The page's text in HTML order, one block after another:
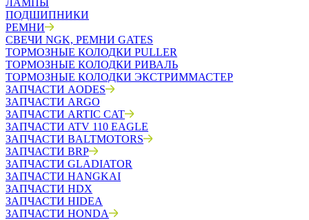
ЛАМПЫ
ПОДШИПНИКИ
РЕМНИ
СВЕЧИ NGK, РЕМНИ GATES
ТОРМОЗНЫЕ КОЛОДКИ PULLER
ТОРМОЗНЫЕ КОЛОДКИ РИВАЛЬ
ТОРМОЗНЫЕ КОЛОДКИ ЭКСТРИММАСТЕР
ЗАПЧАСТИ AODES
ЗАПЧАСТИ ARGO
ЗАПЧАСТИ ARTIC CAT
ЗАПЧАСТИ ATV 110 EAGLE
ЗАПЧАСТИ BALTMOTORS
ЗАПЧАСТИ BRP
ЗАПЧАСТИ GLADIATOR
ЗАПЧАСТИ HANGKAI
ЗАПЧАСТИ HDX
ЗАПЧАСТИ HIDEA
ЗАПЧАСТИ HONDA